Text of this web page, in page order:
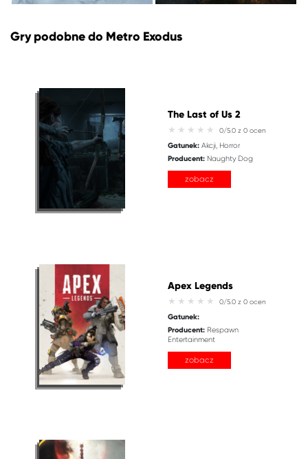
Gry podobne do Metro Exodus
The Last of Us 2
0/5.0 z 0 ocen
Gatunek: Akcji Horror
Producent: Naughty Dog
zobacz
Apex Legends
0/5.0 z 0 ocen
Gatunek:
Producent: Respawn
Entertainment
zobacz